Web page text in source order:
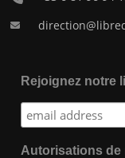
Rejoignez notre
Autorisations de